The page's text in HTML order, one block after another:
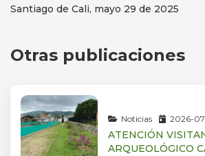
Santiago de Cali, mayo 29 de 2025
Otras publicaciones
Noticias 2026-
ATENCIÓN
ARQUEOLÓGICO